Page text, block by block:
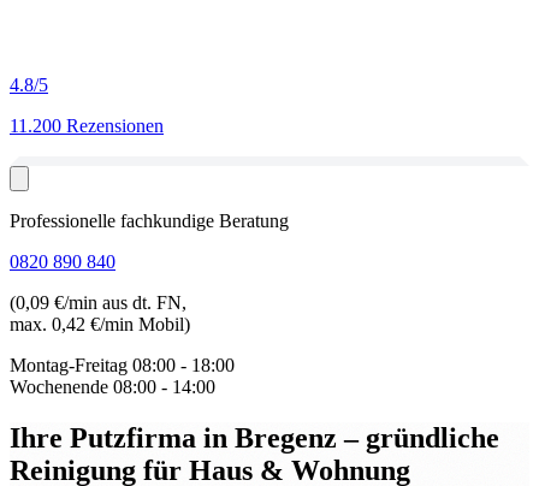
4.8/5
11.200 Rezensionen
Professionelle fachkundige Beratung
0820 890 840
(0,09 €/min aus dt. FN,
max. 0,42 €/min Mobil)
Montag-Freitag 08:00 - 18:00
Wochenende 08:00 - 14:00
Ihre Putzfirma in Bregenz– gründliche
Reinigung für Haus & Wohnung